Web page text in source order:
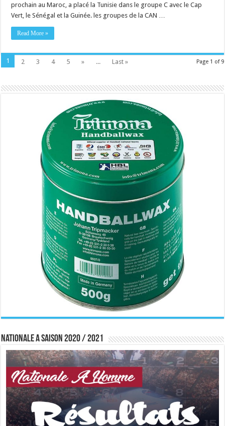
prochain au Maroc, a placé la Tunisie dans le groupe C avec le Cap
Vert, le Sénégal et la Guinée. les groupes de la CAN …
Read More »
Page 1 of 9
1 2 3 4 5 » ... Last »
Nationale A saison 2020 / 2021